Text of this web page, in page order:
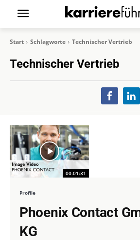
Start Schlagworte Technischer Vertrieb
Technischer Vertrieb
00:01:31
Profile
Phoenix Contact
KG